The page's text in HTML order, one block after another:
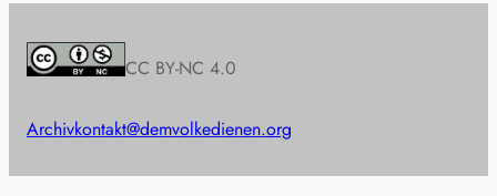
CC BY-NC 4.0
Archivkontakt@demvolkedienen.org